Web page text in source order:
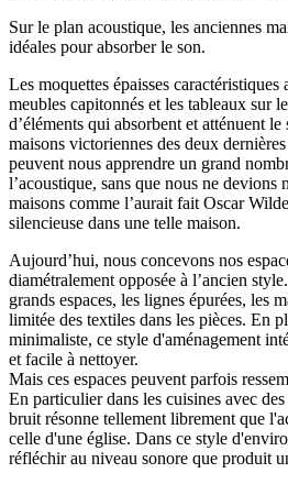
Sur le plan acoustique, les anciennes
idéales pour absorber le son.
Les moquettes épaisses
meubles capitonnés et les tableaux sur
d’éléments qui absorbent et atténuent
maisons victoriennes des deux
peuvent nous apprendre un grand
l’acoustique, sans que nous ne devions
maisons comme l’aurait fait Oscar
silencieuse dans une telle maison.
Aujourd’hui, nous concevons nos
diamétralement opposée à l’ancien
grands espaces, les lignes épurées, les
limitée des textiles dans les pièces. En
minimaliste, ce style d'aménagement
et facile à nettoyer.
Mais ces espaces peuvent parfois
En particulier dans les cuisines avec
bruit résonne tellement librement que
celle d'une église. Dans ce style
réfléchir au niveau sonore que produit